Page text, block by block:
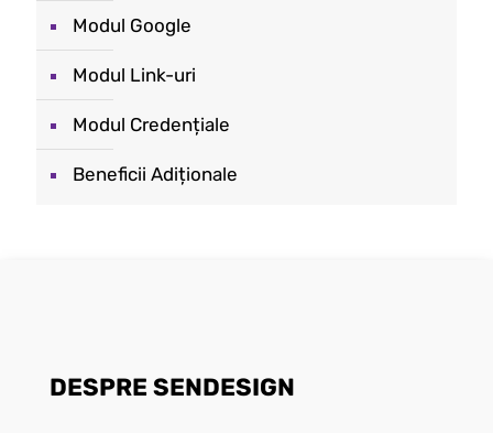
Modul Google
Modul Link-uri
Modul Credențiale
Beneficii Adiționale
DESPRE SENDESIGN